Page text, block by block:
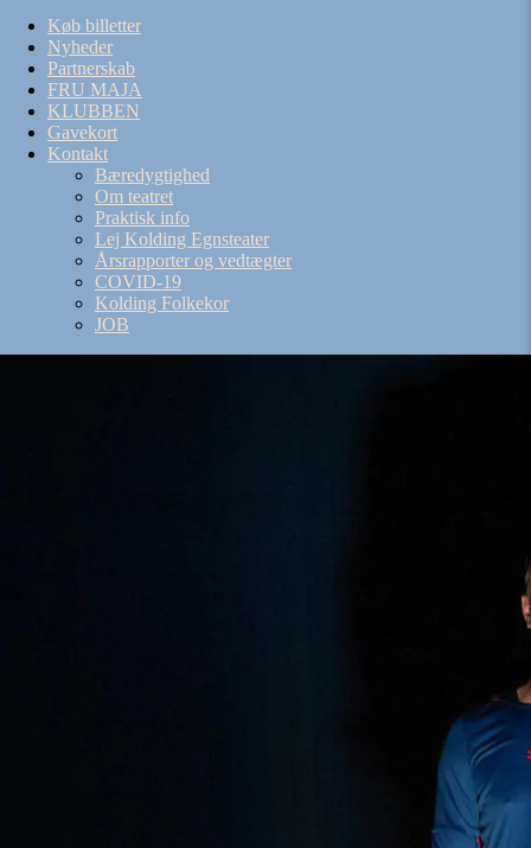
Køb billetter
Nyheder
Partnerskab
FRU MAJA
KLUBBEN
Gavekort
Kontakt
Bæredygtighed
Om teatret
Praktisk info
Lej Kolding Egnsteater
Årsrapporter og vedtægter
COVID-19
Kolding Folkekor
JOB